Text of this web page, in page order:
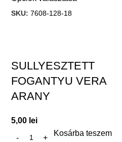
SKU: 7608-128-18
SULLYESZTETT
FOGANTYU VERA
ARANY
5,00 lei
Kosárba teszem